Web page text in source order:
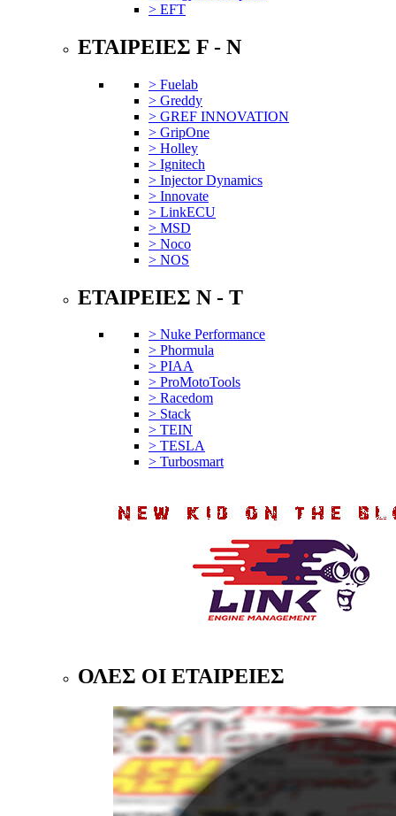
> EFT
ΕΤΑΙΡΕΙΕΣ F - N
> Fuelab
> Greddy
> GREF INNOVATION
> GripOne
> Holley
> Ignitech
> Injector Dynamics
> Innovate
> LinkECU
> MSD
> Noco
> NOS
ΕΤΑΙΡΕΙΕΣ N - T
> Nuke Performance
> Phormula
> PIAA
> ProMotoTools
> Racedom
> Stack
> TEIN
> TESLA
> Turbosmart
ΟΛΕΣ ΟΙ ΕΤΑΙΡΕΙΕΣ